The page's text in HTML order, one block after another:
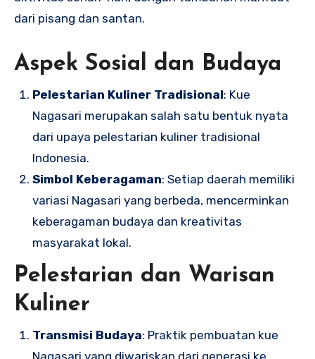
dari pisang dan santan.
Aspek Sosial dan Budaya
Pelestarian Kuliner Tradisional: Kue
Nagasari merupakan salah satu bentuk nyata
dari upaya pelestarian kuliner tradisional
Indonesia.
Simbol Keberagaman: Setiap daerah memiliki
variasi Nagasari yang berbeda, mencerminkan
keberagaman budaya dan kreativitas
masyarakat lokal.
Pelestarian dan Warisan
Kuliner
Transmisi Budaya: Praktik pembuatan kue
Nagasari yang diwariskan dari generasi ke